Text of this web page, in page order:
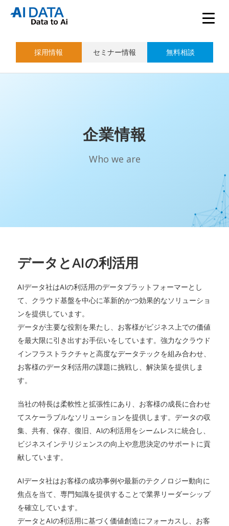
採用情報 セミナー情報 無料相談
企業情報
Who we are
データとAIの利活用
AIデータ社はAIの利活用のデータプラットフォーマーとし
て、クラウド基盤を中心に革新的かつ効果的なソリューショ
ンを提供しています。
データが主要な役割を果たし、お客様がビジネス上での価値
を最大限に引き出すお手伝いをしています。強力なクラウド
インフラストラクチャと高度なデータテックを組み合わせ、
お客様のデータ利活用の課題に挑戦し、解決策を提供しま
す。
当社の特長は柔軟性と拡張性にあり、お客様の成長に合わせ
てスケーラブルなソリューションを提供します。データの収
集、共有、保存、復旧、AIの利活用をシームレスに統合し、
ビジネスインテリジェンスの向上や意思決定のサポートに貢
献しています。
AIデータ社はお客様の成功事例や最新のテクノロジー動向に
焦点を当て、専門知識を提供することで業界リーダーシップ
を確立しています。
データとAIの利活用に基づく価値創造にフォーカスし、お客